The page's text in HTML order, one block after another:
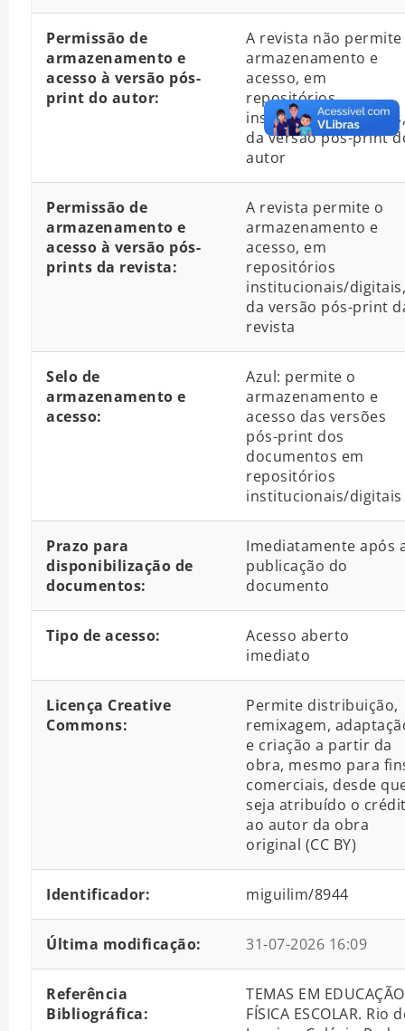
Permissão de
armazenamento e
acesso à versão pós-
print do autor:
A revista não
armazenamento e
acesso, em
repositórios
institucionais/digitais,
da versão pós-print
autor
Permissão de
armazenamento e
acesso à versão pós-
prints da revista:
A revista permite o
armazenamento e
acesso, em
repositórios
institucionais/digitais,
da versão pós-print
revista
Selo de
armazenamento e
acesso:
Azul: permite o
armazenamento e
acesso das versões
pós-print dos
documentos em
repositórios
institucionais/digitais
Prazo para
disponibilização de
documentos:
Imediatamente após
publicação do
documento
Tipo de acesso:
Acesso aberto
imediato
Licença Creative
Commons:
Permite distribuição,
remixagem,
e criação a partir da
obra, mesmo para
comerciais, desde
seja atribuído o
ao autor da obra
original (CC BY)
Identificador: miguilim/8944
Última modificação: 31-07-2026 16:09
Referência
Bibliográfica:
TEMAS EM EDUCAÇÃO
FÍSICA ESCOLAR. Rio